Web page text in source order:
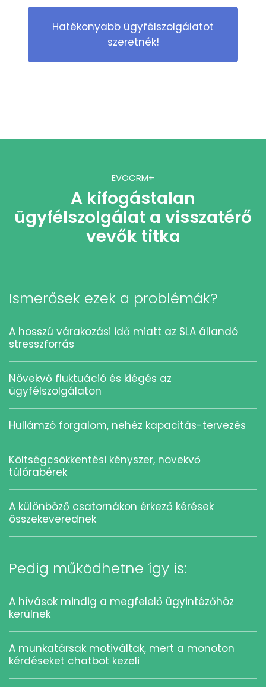
Hatékonyabb ügyfélszolgálatot
szeretnék!
EVOCRM+
A kifogástalan
ügyfélszolgálat a visszatérő
vevők titka
Ismerősek ezek a problémák?
A hosszú várakozási idő miatt az SLA állandó
stresszforrás
Növekvő fluktuáció és kiégés az
ügyfélszolgálaton
Hullámzó forgalom, nehéz kapacitás-tervezés
Költségcsökkentési kényszer, növekvő
túlórabérek
A különböző csatornákon érkező kérések
összekeverednek
Pedig működhetne így is:
A hívások mindig a megfelelő ügyintézőhöz
kerülnek
A munkatársak motiváltak, mert a monoton
kérdéseket chatbot kezeli